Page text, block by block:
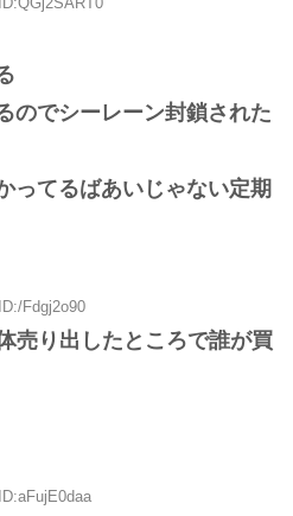
のでシーレーン封鎖された
ってるばあいじゃない定期
Fdgj2o90
売り出したところで誰が買